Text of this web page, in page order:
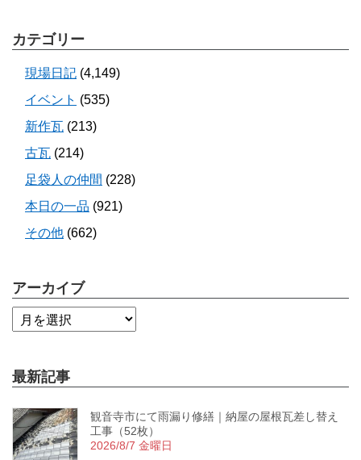
カテゴリー
現場日記 (4,149)
イベント (535)
新作瓦 (213)
古瓦 (214)
足袋人の仲間 (228)
本日の一品 (921)
その他 (662)
アーカイブ
最新記事
観音寺市にて雨漏り修繕｜納屋の屋根瓦差し替え
工事（52枚）
2026/8/7 金曜日